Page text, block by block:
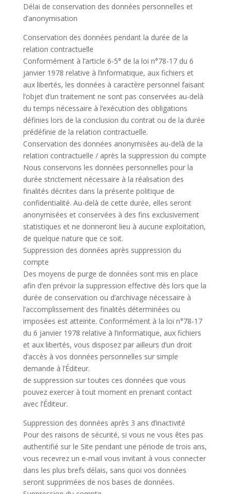
Délai de conservation des données personnelles et
d’anonymisation
Conservation des données pendant la durée de la
relation contractuelle
Conformément à l’article 6-5° de la loi n°78-17 du 6
janvier 1978 relative à l’informatique, aux fichiers et
aux libertés, les données à caractère personnel faisant
l’objet d’un traitement ne sont pas conservées au-delà
du temps nécessaire à l’exécution des obligations
définies lors de la conclusion du contrat ou de la durée
prédéfinie de la relation contractuelle.
Conservation des données anonymisées au-delà de la
relation contractuelle / après la suppression du compte
Nous conservons les données personnelles pour la
durée strictement nécessaire à la réalisation des
finalités décrites dans la présente politique de
confidentialité. Au-delà de cette durée, elles seront
anonymisées et conservées à des fins exclusivement
statistiques et ne donneront lieu à aucune exploitation,
de quelque nature que ce soit.
Suppression des données après suppression du
compte
Des moyens de purge de données sont mis en place
afin d’en prévoir la suppression effective dès lors que la
durée de conservation ou d’archivage nécessaire à
l’accomplissement des finalités déterminées ou
imposées est atteinte. Conformément à la loi n°78-17
du 6 janvier 1978 relative à l’informatique, aux fichiers
et aux libertés, vous disposez par ailleurs d’un droit
d’accès à vos données personnelles sur simple
demande à l’Éditeur.
de suppression sur toutes ces données que vous
pouvez exercer à tout moment en prenant contact
avec l’Éditeur.
Suppression des données après 3 ans d’inactivité
Pour des raisons de sécurité, si vous ne vous êtes pas
authentifié sur le Site pendant une période de trois ans,
vous recevrez un e-mail vous invitant à vous connecter
dans les plus brefs délais, sans quoi vos données
seront supprimées de nos bases de données.